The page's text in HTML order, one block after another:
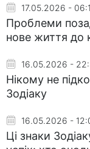
17.05.2026 -
Проблеми
нове життя до
16.05.2026 -
Нікому не
Зодіаку
16.05.2026 -
Ці знаки